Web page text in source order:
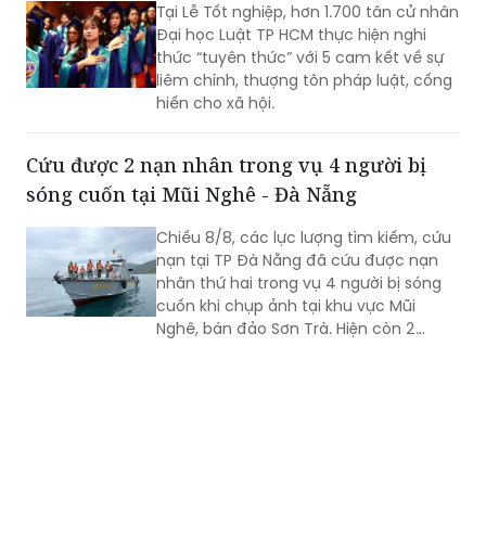
Tại Lễ Tốt nghiệp, hơn 1.700 tân cử nhân
Đại học Luật TP HCM thực hiện nghi
thức “tuyên thức” với 5 cam kết về sự
liêm chính, thượng tôn pháp luật, cống
hiến cho xã hội.
Cứu được 2 nạn nhân trong vụ 4 người bị
sóng cuốn tại Mũi Nghê - Đà Nẵng
Chiều 8/8, các lực lượng tìm kiếm, cứu
nạn tại TP Đà Nẵng đã cứu được nạn
nhân thứ hai trong vụ 4 người bị sóng
cuốn khi chụp ảnh tại khu vực Mũi
Nghê, bán đảo Sơn Trà. Hiện còn 2